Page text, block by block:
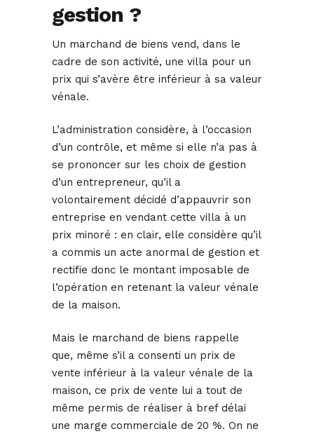
gestion ?
Un marchand de biens vend, dans le
cadre de son activité, une villa pour un
prix qui s’avère être inférieur à sa valeur
vénale.
L’administration considère, à l’occasion
d’un contrôle, et même si elle n’a pas à
se prononcer sur les choix de gestion
d’un entrepreneur, qu’il a
volontairement décidé d’appauvrir son
entreprise en vendant cette villa à un
prix minoré : en clair, elle considère qu’il
a commis un acte anormal de gestion et
rectifie donc le montant imposable de
l’opération en retenant la valeur vénale
de la maison.
Mais le marchand de biens rappelle
que, même s’il a consenti un prix de
vente inférieur à la valeur vénale de la
maison, ce prix de vente lui a tout de
même permis de réaliser à bref délai
une marge commerciale de 20 %. On ne